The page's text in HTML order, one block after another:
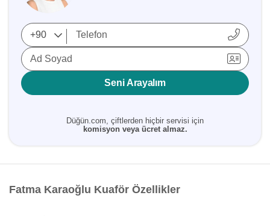
Ad Soyad
Seni Arayalım
Düğün.com, çiftlerden hiçbir servisi için
komisyon veya ücret almaz.
Fatma Karaoğlu Kuaför Özellikler